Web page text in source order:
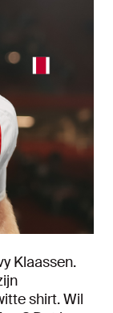
Klaassen.
shirt. Wil